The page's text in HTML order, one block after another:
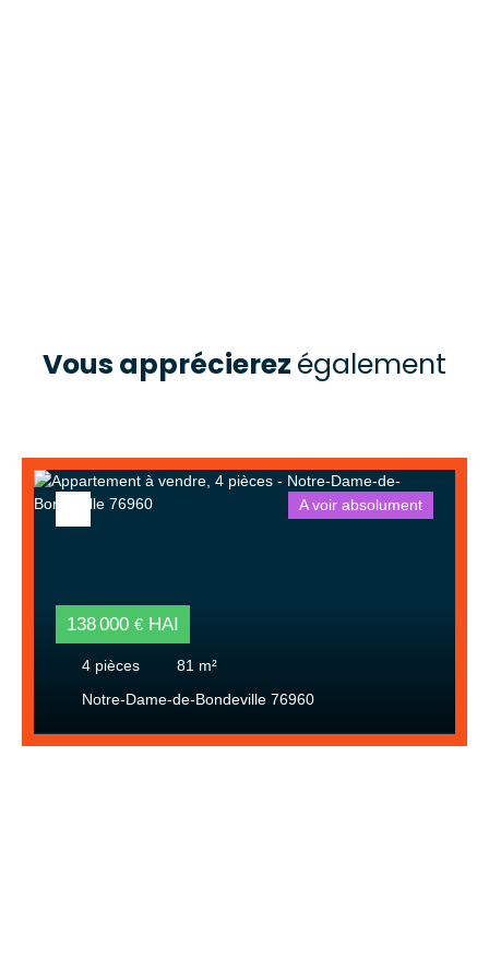
Vous apprécierez également
138 000 € HAI
4 pièces 81 m²
Notre-Dame-de-Bondeville 76960
A voir absolument